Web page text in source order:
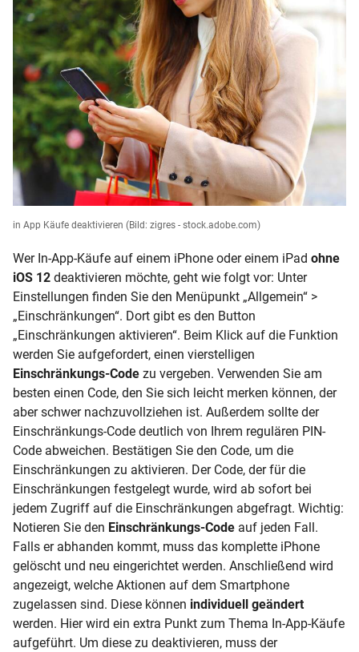
in App Käufe deaktivieren (Bild: zigres - stock.adobe.com)
Wer In-App-Käufe auf einem iPhone oder einem iPad ohne
iOS 12 deaktivieren möchte, geht wie folgt vor: Unter
Einstellungen finden Sie den Menüpunkt „Allgemein“ >
„Einschränkungen“. Dort gibt es den Button
„Einschränkungen aktivieren“. Beim Klick auf die Funktion
werden Sie aufgefordert, einen vierstelligen
Einschränkungs-Code zu vergeben. Verwenden Sie am
besten einen Code, den Sie sich leicht merken können, der
aber schwer nachzuvollziehen ist. Außerdem sollte der
Einschränkungs-Code deutlich von Ihrem regulären PIN-
Code abweichen. Bestätigen Sie den Code, um die
Einschränkungen zu aktivieren. Der Code, der für die
Einschränkungen festgelegt wurde, wird ab sofort bei
jedem Zugriff auf die Einschränkungen abgefragt. Wichtig:
Notieren Sie den Einschränkungs-Code auf jeden Fall.
Falls er abhanden kommt, muss das komplette iPhone
gelöscht und neu eingerichtet werden. Anschließend wird
angezeigt, welche Aktionen auf dem Smartphone
zugelassen sind. Diese können individuell geändert
werden. Hier wird ein extra Punkt zum Thema In-App-Käufe
aufgeführt. Um diese zu deaktivieren, muss der